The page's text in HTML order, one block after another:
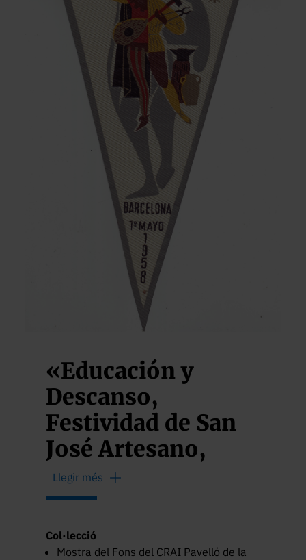
«Educación y
Descanso,
Festividad de San
José Artesano,
Barcelona, 1º de
mayo 1958»
Llegir més
Col·lecció
Mostra del Fons del CRAI Pavelló de la